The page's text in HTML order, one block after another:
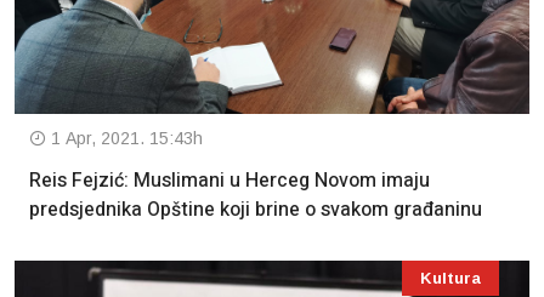
1 Apr, 2021. 15:43h
Reis Fejzić: Muslimani u Herceg Novom imaju
predsjednika Opštine koji brine o svakom građaninu
Kultura